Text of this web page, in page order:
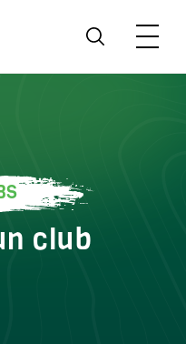
club